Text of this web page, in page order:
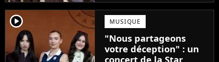
Ambre, une professeure
emblématique de la Star
Academy se positionne
pour enseigner le chant
aux...
player2 MUSIQUE
"Nous partageons
votre déception" : un
concert de la Star